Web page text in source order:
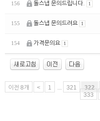
156 돌스냅 문의드립니다. 1
155 돌스냅 문의드려요 1
154 가격문의요 1
이전 8개 < 1 ... 321 322
333